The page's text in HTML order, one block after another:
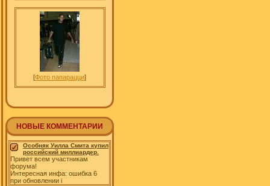
[Фото папарацци]
НОВЫЕ КОММЕНТАРИИ
Особняк Уилла Смита купил
российский миллиардер.
Привет всем участникам
форума!
Интересная инфа: ошибка 6
при обновлении i